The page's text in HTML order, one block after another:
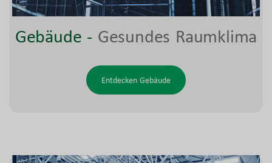
Gebäude - Gesundes Raumklima
Entdecken Gebäude